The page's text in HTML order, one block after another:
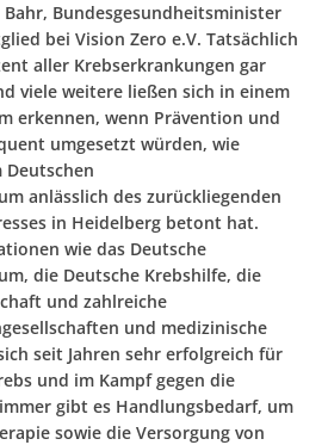
Bahr, Bundesgesundheitsminister
bei Vision Zero e.V. Tatsächlich
aller Krebserkrankungen gar
viele weitere ließen sich in einem
erkennen, wenn Prävention und
umgesetzt würden, wie
Deutschen
anlässlich des zurückliegenden
in Heidelberg betont hat.
wie das Deutsche
die Deutsche Krebshilfe, die
und zahlreiche
und medizinische
seit Jahren sehr erfolgreich für
und im Kampf gegen die
gibt es Handlungsbedarf, um
sowie die Versorgung von